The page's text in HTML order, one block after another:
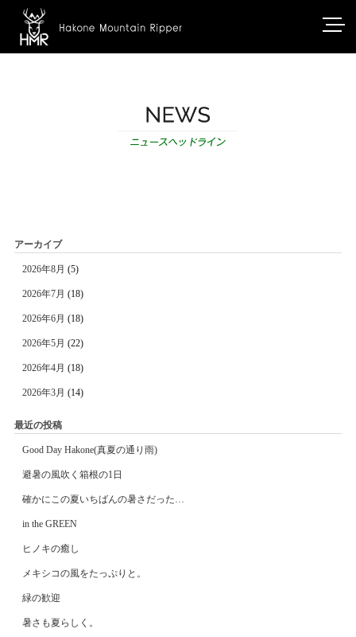
アーカイブ
2026年8月 (5)
2026年7月 (18)
2026年6月 (18)
2026年5月 (22)
2026年4月 (18)
2026年3月 (14)
最近の投稿
Good Day Hakone(真夏の通り雨)
避暑の風吹く箱根の1日
確かにこの夏いちばんの暑さだった…
in the GREEN
ヒノキの癒し
メキシコの風をたっぷりと。
緑の歓迎
暑さも夏らしく。